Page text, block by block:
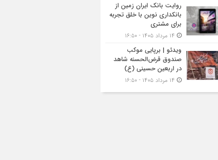
روایت بانک ایران زمین از
بانکداری نوین با خلق تجربه
برای مشتری
ویدئو | برپایی موکب
صندوق قرض‌الحسنه شاهد
در اربعین حسینی (ع)